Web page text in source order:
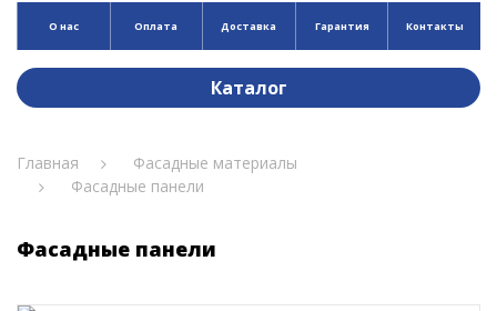
О нас Оплата Доставка Гарантия Контакты
Каталог
Главная
Фасадные материалы
Фасадные панели
Фасадные панели